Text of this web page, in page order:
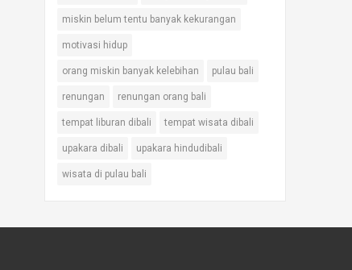
miskin belum tentu banyak kekurangan
motivasi hidup
orang miskin banyak kelebihan pulau bali
renungan renungan orang bali
tempat liburan dibali tempat wisata dibali
upakara dibali upakara hindudibali
wisata di pulau bali